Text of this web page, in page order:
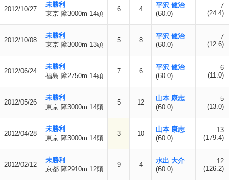
2012/10/27
未勝利
東京 障3000m 14頭
6 4
平沢 健治
(60.0)
7
(24.4)
2012/10/08
未勝利
東京 障3000m 13頭
5 8
平沢 健治
(60.0)
7
(12.6)
2012/06/24
未勝利
福島 障2750m 14頭
7 6
平沢 健治
(60.0)
6
(11.0)
2012/05/26
未勝利
東京 障3000m 14頭
5 12
山本 康志
(60.0)
5
(13.0)
2012/04/28
未勝利
東京 障3000m 14頭
3 10
山本 康志
(60.0)
13
(179.4)
2012/02/12
未勝利
京都 障2910m 12頭
9 4
水出 大介
(60.0)
12
(126.2)